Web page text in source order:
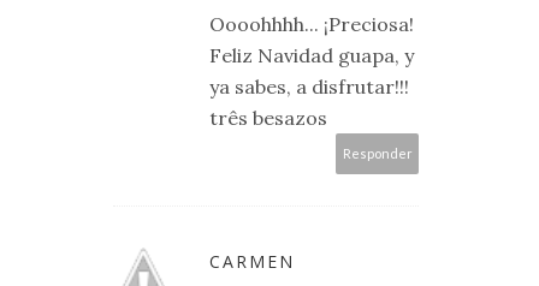
Oooohhhh... ¡Preciosa!
Feliz Navidad guapa, y
ya sabes, a disfrutar!!!
três besazos
Responder
CARMEN